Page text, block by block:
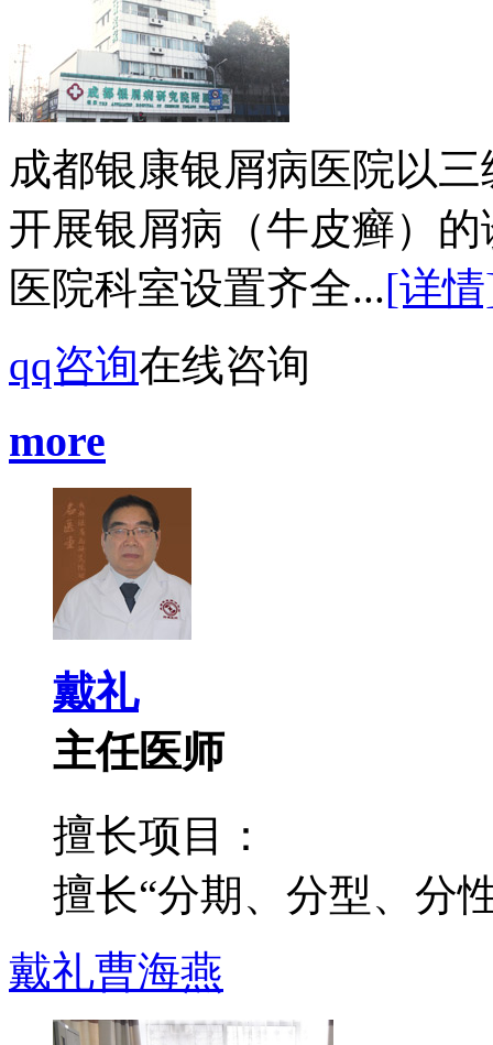
成都银康银屑病医院以
开展银屑病（牛皮癣）
医院科室设置齐全...[详
qq咨询在线咨询
more
戴礼
主任医师
擅长项目：
擅长“分期、分型、分
戴礼曹海燕